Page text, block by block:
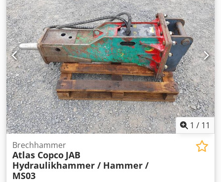
1 / 11
Brechhammer
Atlas Copco JAB
Hydraulikhammer / Hammer /
MS03